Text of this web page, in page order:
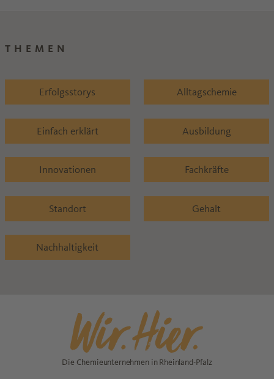
THEMEN
Erfolgsstorys Alltagschemie
Einfach erklärt Ausbildung
Innovationen Fachkräfte
Standort Gehalt
Nachhaltigkeit
Die Chemieunternehmen in Rheinland-Pfalz